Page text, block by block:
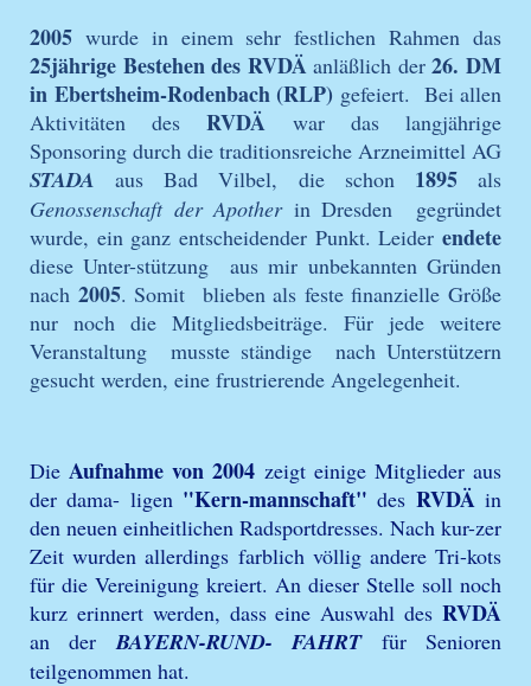
2005 wurde in einem sehr festlichen Rahmen das
25jährige Bestehen des RVDÄanläßlich der26. DM
in Ebertsheim-Rodenbach (RLP) gefeiert. Bei allen
Aktivitäten desRVDÄ war daslangjährige
Sponsoring durch die traditionsreiche Arzneimittel AG
STADA aus Bad Vilbel, die schon 1895als
Genossenschaft der Apotherin Dresden gegründet
wurde, ein ganz entscheidender Punkt. Leider endete
diese Unter-stützung aus mir unbekannten Gründen
nach 2005. Somit blieben als feste finanzielle Größe
nur noch die Mitgliedsbeiträge. Für jede weitere
Veranstaltung musste ständige nach Unterstützern
gesucht werden, eine frustrierende Angelegenheit.
DieAufnahme von 2004 zeigt einige Mitglieder aus
der dama- ligen "Kern-mannschaft" des RVDÄin
den neuen einheitlichen Radsportdresses. Nach kur-zer
Zeit wurden allerdings farblich völlig andere Tri-kots
für die Vereinigung kreiert. An dieser Stelle soll noch
kurz erinnert werden, dass eine Auswahl des RVDÄ
an derBAYERN-RUND- FAHRTfür Senioren
teilgenommen hat.